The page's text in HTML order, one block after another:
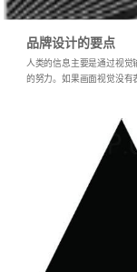
品牌设计的要点
人类的信息主要是通过视觉
的努力。如果画面视觉没